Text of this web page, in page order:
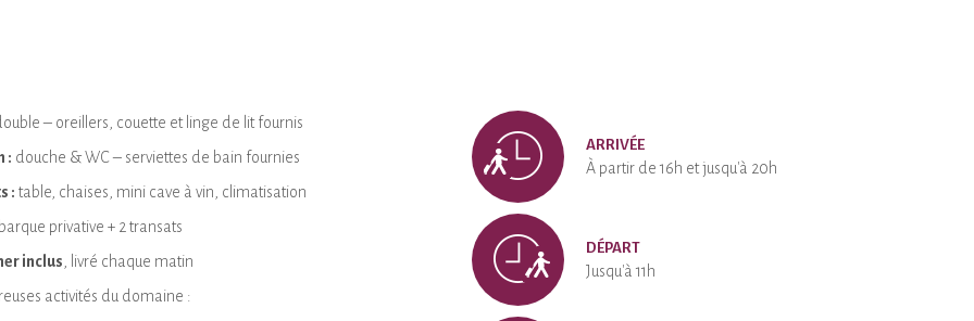
– oreillers, couette et linge de lit fournis
: douche & WC – serviettes de bain fournies
: table, chaises, mini cave à vin, climatisation
barque privative + 2 transats
inclus , livré chaque matin
activités du domaine :
ARRIVÉE
À partir de 16h et jusqu'à 20h
DÉPART
Jusqu'à 11h